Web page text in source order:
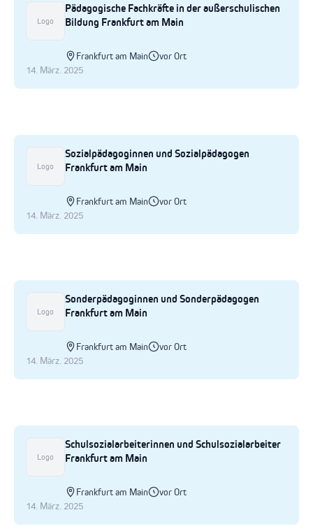
Logo
Pädagogische Fachkräfte in der außerschulischen
Bildung Frankfurt am Main
Frankfurt am Main
vor Ort
14. März. 2025
Logo
Sozialpädagoginnen und Sozialpädagogen
Frankfurt am Main
Frankfurt am Main
vor Ort
14. März. 2025
Logo
Sonderpädagoginnen und Sonderpädagogen
Frankfurt am Main
Frankfurt am Main
vor Ort
14. März. 2025
Logo
Schulsozialarbeiterinnen und Schulsozialarbeiter
Frankfurt am Main
Frankfurt am Main
vor Ort
14. März. 2025